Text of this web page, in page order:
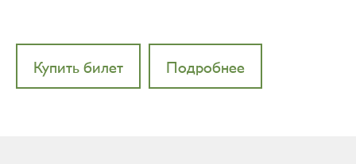
Купить билет Подробнее